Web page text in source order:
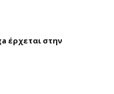
έρχεται στην